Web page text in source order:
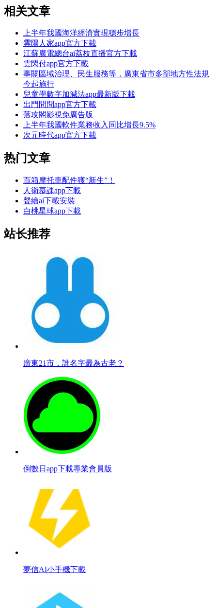
相关文章
上半年我國海洋經濟實現穩步增長
雲陽人家app官方下載
江蘇廣電總台ai荔枝直播官方下載
雲閃付app官方下載
事關區域治理、民生服務等，廣東省市多部地方性法規
今起施行
兒童學數字加減法app最新版下載
出門問問app官方下載
落攻閣影視免廣告版
上半年我國軟件業務收入同比增長9.5%
次元時代app官方下載
热门文章
百箱摩托車配件獲“新生”！
人衛慕課app下載
聲繪ai下載安裝
白桃星球app下載
站长推荐
廣東21市，誰名字最為古老？
倒數日app下載專業會員版
夢信AI小手機下載